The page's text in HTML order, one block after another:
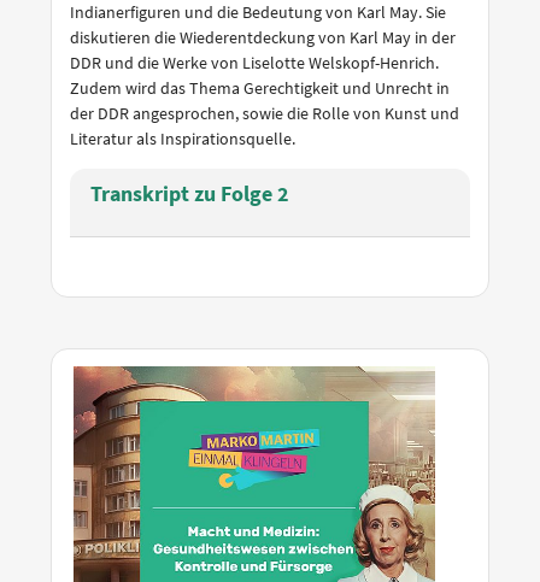
Indianerfiguren und die Bedeutung von Karl May. Sie
diskutieren die Wiederentdeckung von Karl May in der
DDR und die Werke von Liselotte Welskopf-Henrich.
Zudem wird das Thema Gerechtigkeit und Unrecht in
der DDR angesprochen, sowie die Rolle von Kunst und
Literatur als Inspirationsquelle.
Transkript zu Folge 2